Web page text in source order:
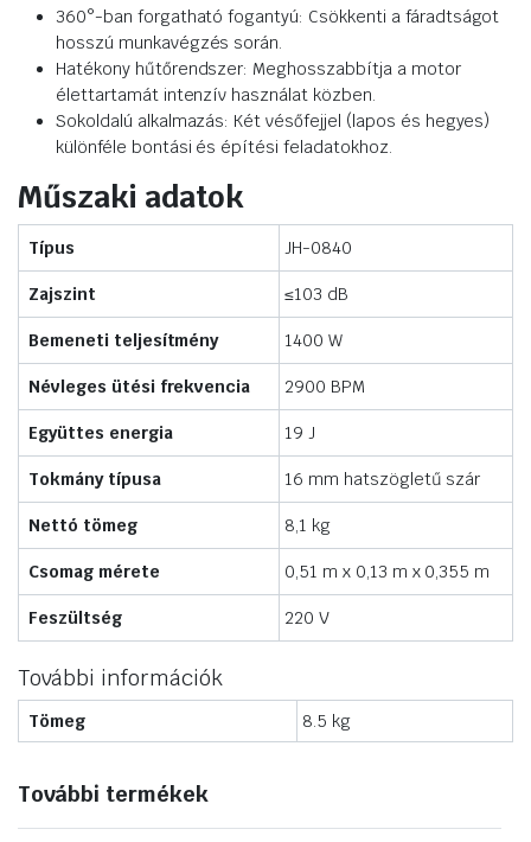
360°-ban forgatható fogantyú: Csökkenti a fáradtságot
hosszú munkavégzés során.
Hatékony hűtőrendszer: Meghosszabbítja a motor
élettartamát intenzív használat közben.
Sokoldalú alkalmazás: Két vésőfejjel (lapos és hegyes)
különféle bontási és építési feladatokhoz.
Műszaki adatok
Típus JH-0840
Zajszint ≤103 dB
Bemeneti teljesítmény 1400 W
Névleges ütési frekvencia 2900 BPM
Együttes energia 19 J
Tokmány típusa 16 mm hatszögletű szár
Nettó tömeg 8,1 kg
Csomag mérete 0,51 m x 0,13 m x 0,355 m
Feszültség 220 V
További információk
Tömeg 8.5 kg
További termékek